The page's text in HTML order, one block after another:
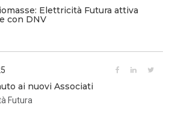
Elettricità Futura attiva
con DNV
ai nuovi Associati
Futura